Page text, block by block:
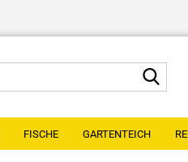
FISCHE GARTENTEICH